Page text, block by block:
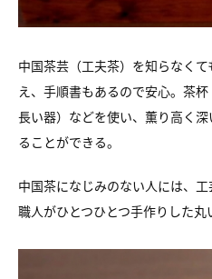
中国茶芸（工夫茶）を知らなく
え、手順書もあるので安心。茶
長い器）などを使い、薫り高く
ることができる。
中国茶になじみのない人には、工
職人がひとつひとつ手作りした丸